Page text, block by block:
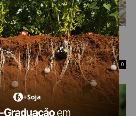
pragas
de 2024 0